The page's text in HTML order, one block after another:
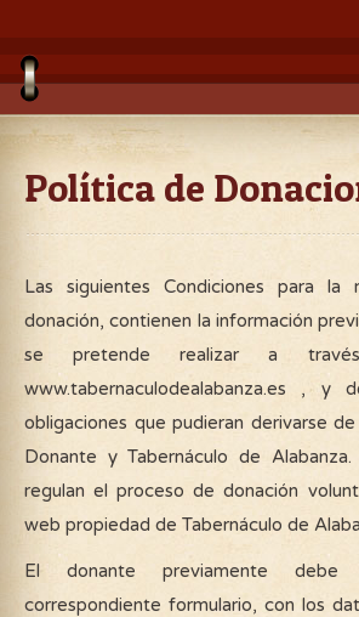
Política de
Las siguientes Condiciones para la
donación, contienen la información
se pretende realizar a
www.tabernaculodealabanza.es , y
obligaciones que pudieran derivarse
Donante y Tabernáculo de Alabanza.
regulan el proceso de donación
web propiedad de Tabernáculo de
El donante previamente debe
correspondiente formulario, con los